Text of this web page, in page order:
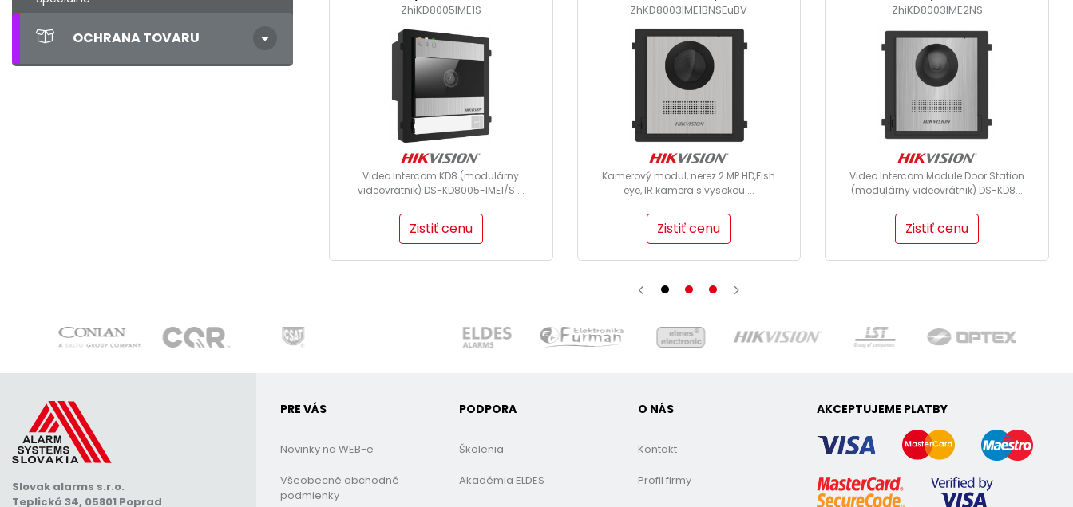
OCHRANA TOVARU
ZhiKD8005IME1S
Video Intercom KD8 (modulárny
videovrátnik) DS-KD8005-IME1/S ...
Zistiť cenu
dverný modul
ZhKD8003IME1BNSEuBV
Kamerový modul, nerez 2 MP HD,Fish
eye, IR kamera s vysokou ...
Zistiť cenu
ZhiKD8003IME2NS
Video Intercom Module Door Station
(modulárny videovrátnik) DS-KD8...
Zistiť cenu
Slovak alarms s.r.o.
Teplická 34, 05801 Poprad
PRE VÁS
Novinky na WEB-e
Všeobecné obchodné
podmienky
PODPORA
Školenia
Akadémia ELDES
O NÁS
Kontakt
Profil firmy
AKCEPTUJEME PLATBY